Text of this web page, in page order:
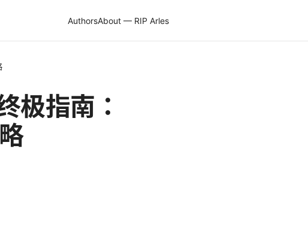
AuthorsAbout — RIP Arles
极指南：